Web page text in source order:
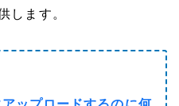
します。